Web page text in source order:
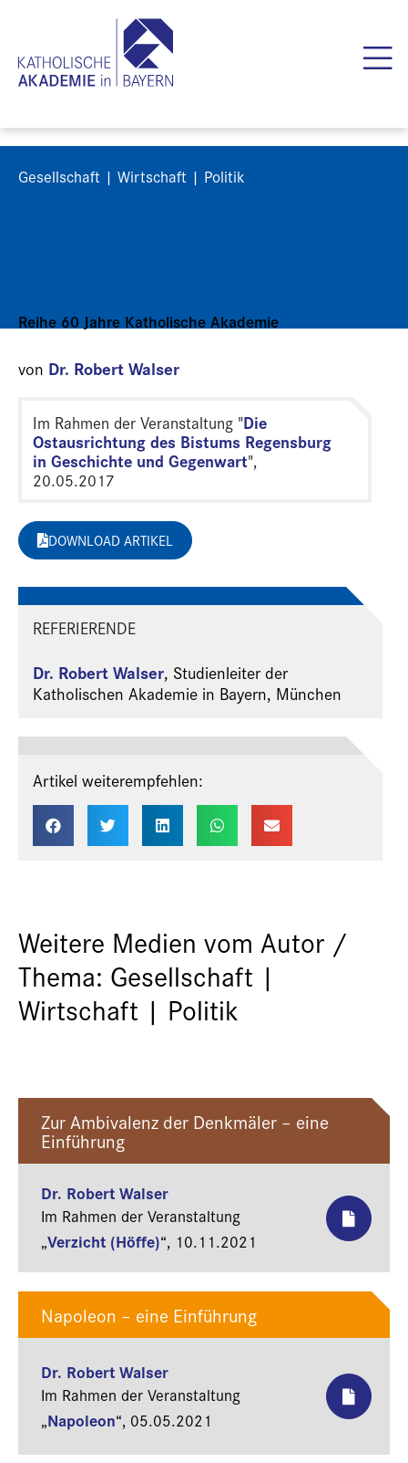
Gesellschaft | Wirtschaft | Politik
Reihe 60 Jahre Katholische Akademie
von Dr. Robert Walser
Im Rahmen der Veranstaltung "Die
Ostausrichtung des Bistums Regensburg
in Geschichte und Gegenwart",
20.05.2017
DOWNLOAD ARTIKEL
REFERIERENDE
Dr. Robert Walser, Studienleiter der
Katholischen Akademie in Bayern, München
Artikel weiterempfehlen:
Weitere Medien vom Autor /
Thema: Gesellschaft |
Wirtschaft | Politik
Zur Ambivalenz der Denkmäler – eine
Einführung
Dr. Robert Walser
Im Rahmen der Veranstaltung
„Verzicht (Höffe)“, 10.11.2021
Napoleon – eine Einführung
Dr. Robert Walser
Im Rahmen der Veranstaltung
„Napoleon“, 05.05.2021